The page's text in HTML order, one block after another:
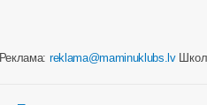
Реклама: reklama@maminuklubs.lv